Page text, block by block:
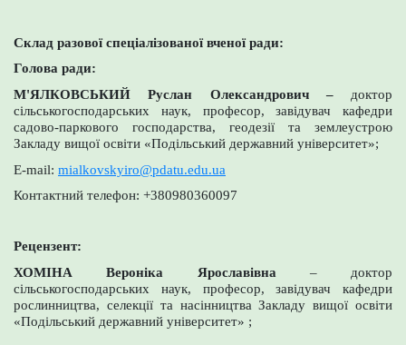
Склад разової спеціалізованої вченої ради:
Голова ради:
М'ЯЛКОВСЬКИЙ Руслан Олександрович – доктор
сільськогосподарських наук, професор, завідувач кафедри
садово-паркового господарства, геодезії та землеустрою
Закладу вищої освіти «Подільський державний університет»;
E-mail: mialkovskyiro@pdatu.edu.ua
Контактний телефон: +380980360097
Рецензент:
ХОМІНА Вероніка Ярославівна – доктор
сільськогосподарських наук, професор, завідувач кафедри
рослинництва, селекції та насінництва Закладу вищої освіти
«Подільський державний університет» ;